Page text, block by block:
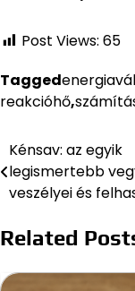
Post Views: 65
Tagged
reakcióhő,
Bejegyzés
navigáció
Kénsav: az egyik
legismertebb
veszélyei és
Related